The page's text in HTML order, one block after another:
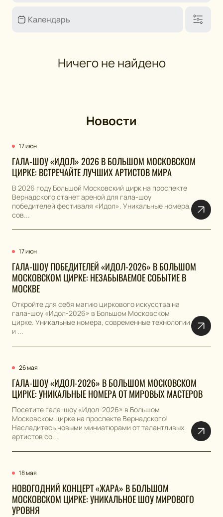
Ничего не найдено
Новости
17 июн
ГАЛА-ШОУ «ИДОЛ» 2026 В БОЛЬШОМ МОСКОВСКОМ
ЦИРКЕ: ВСТРЕЧАЙТЕ ЛУЧШИХ АРТИСТОВ МИРА
В 2026 году Большой Московский цирк на проспекте
Вернадского станет ареной для гала-шоу
победителей фестиваля «Идол». Уникальные номера,
сов...
17 июн
ГАЛА-ШОУ ПОБЕДИТЕЛЕЙ «ИДОЛ-2026» В БОЛЬШОМ
МОСКОВСКОМ ЦИРКЕ: НЕЗАБЫВАЕМОЕ СОБЫТИЕ В
МОСКВЕ
Откройте для себя магию циркового искусства на
гала-шоу «Идол-2026» в Большом Московском
цирке. Уникальные номера, современные технологии
и ...
26 мая
ГАЛА-ШОУ «ИДОЛ-2026» В БОЛЬШОМ МОСКОВСКОМ
ЦИРКЕ: УНИКАЛЬНЫЕ НОМЕРА ОТ МИРОВЫХ МАСТЕРОВ
Посетите гала-шоу «Идол-2026» в Большом
Московском цирке на проспекте Вернадского!
Насладитесь новыми миниатюрами от талантливых
артистов со...
18 мая
НОВОГОДНИЙ КОНЦЕРТ «ЖАРА» В БОЛЬШОМ
МОСКОВСКОМ ЦИРКЕ: УНИКАЛЬНОЕ ШОУ МИРОВОГО
УРОВНЯ